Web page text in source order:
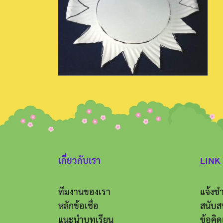
เกี่ยวกับเรา
ทีมงานของเรา
หลักข้อเชื่อ
แนะนำบทเรียน
LINK
แจ้งช
สนับส
ข้อคิด